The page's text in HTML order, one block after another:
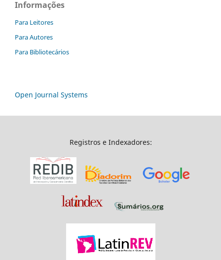
Informações
Para Leitores
Para Autores
Para Bibliotecários
Open Journal Systems
Registros e Indexadores: